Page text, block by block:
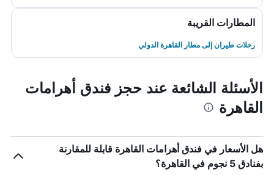
المطارات القريبة
رحلات طيران إلى مطار القاهرة الدولي
الأسئلة الشائعة عند حجز فندق أهرامات
القاهرة
هل الأسعار في فندق أهرامات القاهرة قابلة للمقارنة
بفنادق 5 نجوم في القاهرة؟